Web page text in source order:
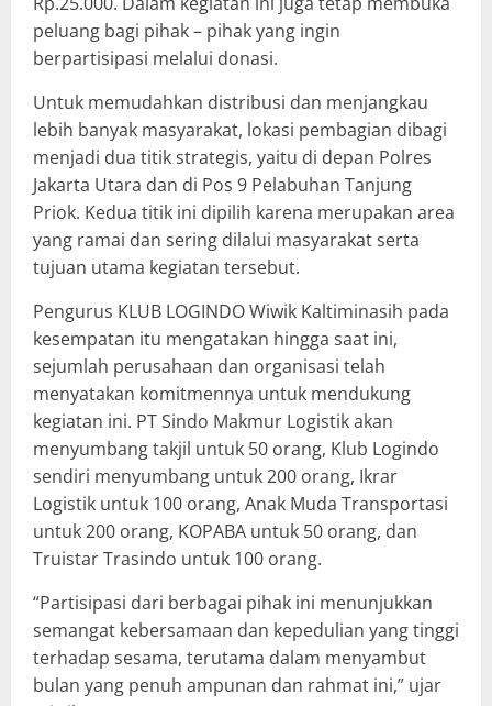
peluang bagi pihak – pihak yang ingin
berpartisipasi melalui donasi.
Untuk memudahkan distribusi dan menjangkau
lebih banyak masyarakat, lokasi pembagian dibagi
menjadi dua titik strategis, yaitu di depan Polres
Jakarta Utara dan di Pos 9 Pelabuhan Tanjung
Priok. Kedua titik ini dipilih karena merupakan area
yang ramai dan sering dilalui masyarakat serta
tujuan utama kegiatan tersebut.
Pengurus KLUB LOGINDO Wiwik Kaltiminasih pada
kesempatan itu mengatakan hingga saat ini,
sejumlah perusahaan dan organisasi telah
menyatakan komitmennya untuk mendukung
kegiatan ini. PT Sindo Makmur Logistik akan
menyumbang takjil untuk 50 orang, Klub Logindo
sendiri menyumbang untuk 200 orang, Ikrar
Logistik untuk 100 orang, Anak Muda Transportasi
untuk 200 orang, KOPABA untuk 50 orang, dan
Truistar Trasindo untuk 100 orang.
“Partisipasi dari berbagai pihak ini menunjukkan
semangat kebersamaan dan kepedulian yang tinggi
terhadap sesama, terutama dalam menyambut
bulan yang penuh ampunan dan rahmat ini,” ujar